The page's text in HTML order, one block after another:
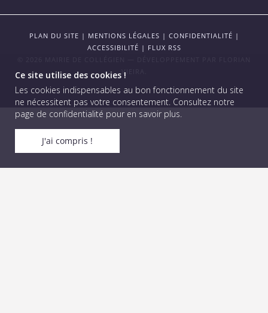
Ce site utilise des cookies !
Les cookies indispensables au bon fonctionnement du site
ne nécessitent pas votre consentement. Consultez notre
page de confidentialité pour en savoir plus.
J'ai compris !
PLAN DU SITE | MENTIONS LÉGALES | CONFIDENTIALITÉ |
ACCESSIBILITÉ | FLUX RSS
VIEIRA